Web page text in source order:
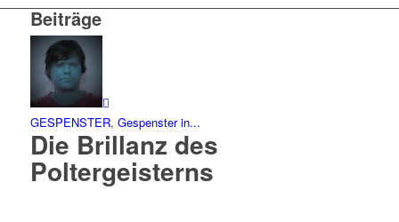
Beiträge
GESPENSTER, Gespenster in...
Die Brillanz des
Poltergeisterns